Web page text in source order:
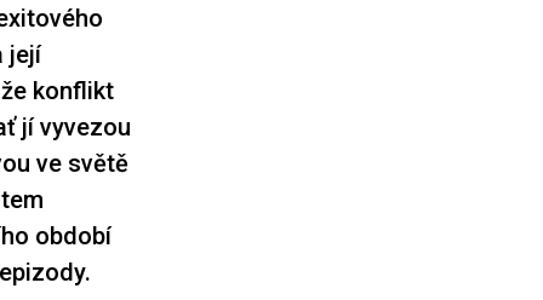
její
konflikt
jí vyvezou
ve světě
období